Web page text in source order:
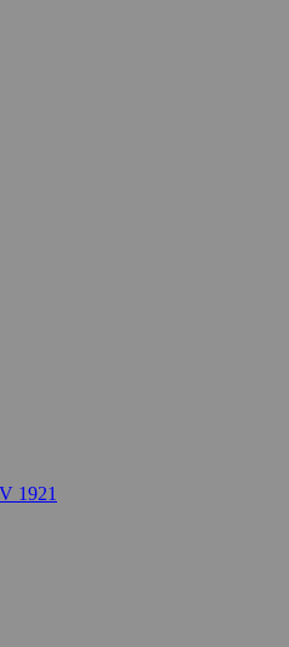
1921